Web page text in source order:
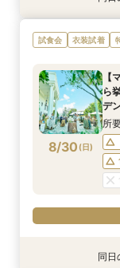
8/29(土)
【
宅
8/29(土)
＼
ペ
所
8/29(土)
＼
付
8/29(土)
限
×森
8/29(土)
初
お
8/29(土)
【
特
8/29(土)
【
豪
試食会 衣装試着
8/30 (日)
【
ら
デ
所
特典あり
特典あり
特典あり
特典あり
特典あり同日